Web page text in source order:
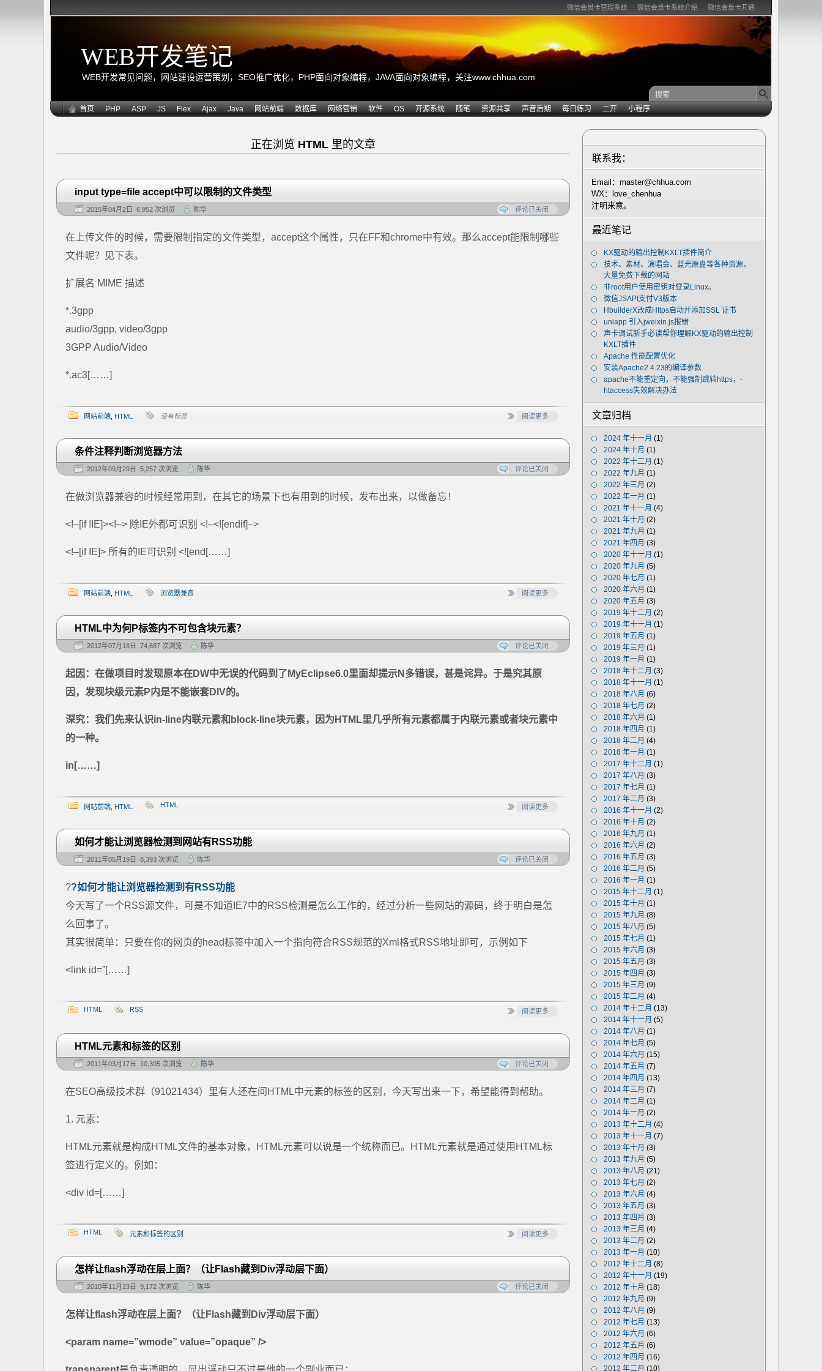
微信会员卡管理系统 微信会员卡系统介绍 微信会员卡开通
WEB开发笔记
WEB开发常见问题，网站建设运营策划，SEO推广优化，PHP面向对象编程，JAVA面向对象编程，关注www.chhua.com
首页 PHP ASP JS Flex Ajax Java 网站前端 数据库 网络营销 软件 OS 开源系统 随笔 资源共享 声音后期 每日练习 二开 小程序
正在浏览 HTML 里的文章
input type=file accept中可以限制的文件类型
2015年04月2日 6,952 次浏览 陈华 评论已关闭
在上传文件的时候，需要限制指定的文件类型，accept这个属性，只在FF和chrome中有效。那么accept能限制哪些
文件呢？见下表。
扩展名 MIME 描述
*.3gpp
audio/3gpp, video/3gpp
3GPP Audio/Video
*.ac3[……]
网站前端 HTML 没有标签 阅读更多
条件注释判断浏览器方法
2012年09月29日 5,257 次浏览 陈华 评论已关闭
在做浏览器兼容的时候经常用到，在其它的场景下也有用到的时候，发布出来，以做备忘！
<!–[if !IE]><!–> 除IE外都可识别 <!–<![endif]–>
<!–[if IE]> 所有的IE可识别 <![end[……]
网站前端 HTML 浏览器兼容 阅读更多
HTML中为何P标签内不可包含块元素？
2012年07月18日 74,687 次浏览 陈华 评论已关闭
起因：在做项目时发现原本在DW中无误的代码到了MyEclipse6.0里面却提示N多错误，甚是诧异。于是究其原
因，发现块级元素P内是不能嵌套DIV的。
深究：我们先来认识in-line内联元素和block-line块元素，因为HTML里几乎所有元素都属于内联元素或者块元素中
的一种。
in[……]
网站前端 HTML HTML 阅读更多
如何才能让浏览器检测到网站有RSS功能
2011年05月19日 8,393 次浏览 陈华 评论已关闭
??如何才能让浏览器检测到有RSS功能
今天写了一个RSS源文件，可是不知道IE7中的RSS检测是怎么工作的，经过分析一些网站的源码，终于明白是怎
么回事了。
其实很简单：只要在你的网页的head标签中加入一个指向符合RSS规范的Xml格式RSS地址即可，示例如下
<link id=”[……]
HTML RSS 阅读更多
HTML元素和标签的区别
2011年03月17日 10,305 次浏览 陈华 评论已关闭
在SEO高级技术群（91021434）里有人还在问HTML中元素的标签的区别，今天写出来一下，希望能得到帮助。
1. 元素：
HTML元素就是构成HTML文件的基本对象，HTML元素可以说是一个统称而已。HTML元素就是通过使用HTML标
签进行定义的。例如：
<div id=[……]
HTML 元素和标签的区别 阅读更多
怎样让flash浮动在层上面？（让Flash藏到Div浮动层下面）
2010年11月23日 9,172 次浏览 陈华 评论已关闭
怎样让flash浮动在层上面？（让Flash藏到Div浮动层下面）
<param name=”wmode” value=”opaque” />
联系我：
Email：master@chhua.com
WX：love_chenhua
注明来意。
最近笔记
KX驱动的输出控制KXLT插件简介
技术、素材、演唱会、蓝光原盘等各种资源，
大量免费下载的网站
非root用户使用密钥对登录Linux。
微信JSAPI支付V3版本
HbuilderX改成Https启动并添加SSL 证书
uniapp 引入jweixin.js报错
声卡调试新手必读帮你理解KX驱动的输出控制
KXLT插件
Apache 性能配置优化
安装Apache2.4.23的编译参数
apache不能重定向，不能强制跳转https，-
htaccess失效解决办法
文章归档
2024 年十一月 (1)
2024 年十月 (1)
2022 年十二月 (1)
2022 年九月 (1)
2022 年三月 (2)
2022 年一月 (1)
2021 年十一月 (4)
2021 年十月 (2)
2021 年九月 (1)
2021 年四月 (3)
2020 年十一月 (1)
2020 年九月 (5)
2020 年七月 (1)
2020 年六月 (1)
2020 年五月 (3)
2019 年十二月 (2)
2019 年十一月 (1)
2019 年五月 (1)
2019 年三月 (1)
2019 年一月 (1)
2018 年十二月 (3)
2018 年十一月 (1)
2018 年八月 (6)
2018 年七月 (2)
2018 年六月 (1)
2018 年四月 (1)
2018 年二月 (4)
2018 年一月 (1)
2017 年十二月 (1)
2017 年八月 (3)
2017 年七月 (1)
2017 年二月 (3)
2016 年十一月 (2)
2016 年十月 (2)
2016 年九月 (1)
2016 年六月 (2)
2016 年五月 (3)
2016 年二月 (5)
2016 年一月 (1)
2015 年十二月 (1)
2015 年十月 (1)
2015 年九月 (8)
2015 年八月 (5)
2015 年七月 (1)
2015 年六月 (3)
2015 年五月 (3)
2015 年四月 (3)
2015 年三月 (9)
2015 年二月 (4)
2014 年十二月 (13)
2014 年十一月 (5)
2014 年八月 (1)
2014 年七月 (5)
2014 年六月 (15)
2014 年五月 (7)
2014 年四月 (13)
2014 年三月 (7)
2014 年二月 (1)
2014 年一月 (2)
2013 年十二月 (4)
2013 年十一月 (7)
2013 年十月 (3)
2013 年九月 (5)
2013 年八月 (21)
2013 年七月 (2)
2013 年六月 (4)
2013 年五月 (3)
2013 年四月 (3)
2013 年三月 (4)
2013 年二月 (2)
2013 年一月 (10)
2012 年十二月 (8)
2012 年十一月 (19)
2012 年十月 (18)
2012 年九月 (9)
2012 年八月 (9)
2012 年七月 (13)
2012 年六月 (6)
2012 年五月 (6)
2012 年四月 (16)
2012 年二月 (10)